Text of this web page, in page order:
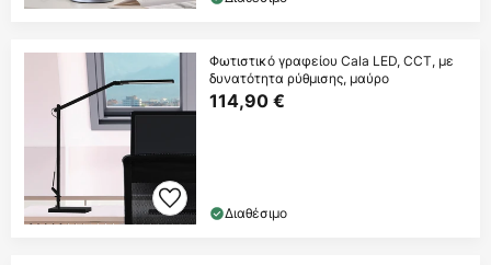
Φωτιστικό γραφείου Cala LED, CCT, με
δυνατότητα ρύθμισης, μαύρο
114,90 €
Διαθέσιμο